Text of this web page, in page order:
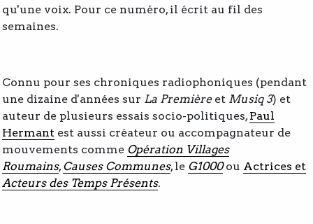
qu'une voix. Pour ce numéro, il écrit au fil des
semaines.
Connu pour ses chroniques radiophoniques (pendant
une dizaine d'années sur La Premièreet Musiq 3) et
auteur de plusieurs essais socio-politiques,Paul
Hermant est aussi créateur ou accompagnateur de
mouvements comme Opération Villages
Roumains,Causes Communes, le G1000 ou Actrices et
Acteurs des Temps Présents.